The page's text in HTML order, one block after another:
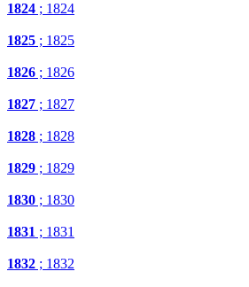
1824 ; 1824
1825 ; 1825
1826 ; 1826
1827 ; 1827
1828 ; 1828
1829 ; 1829
1830 ; 1830
1831 ; 1831
1832 ; 1832